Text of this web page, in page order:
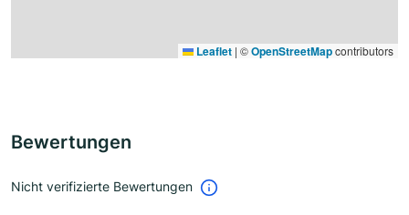
Leaflet | ©OpenStreetMapcontributors
Bewertungen
Nicht verifizierte Bewertungen